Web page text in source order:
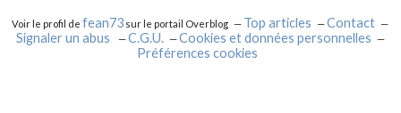
Voir le profil defean73 sur le portail Overblog Top articles
Contact
Signaler un abus
C.G.U.
Cookies et données personnelles
Préférences cookies